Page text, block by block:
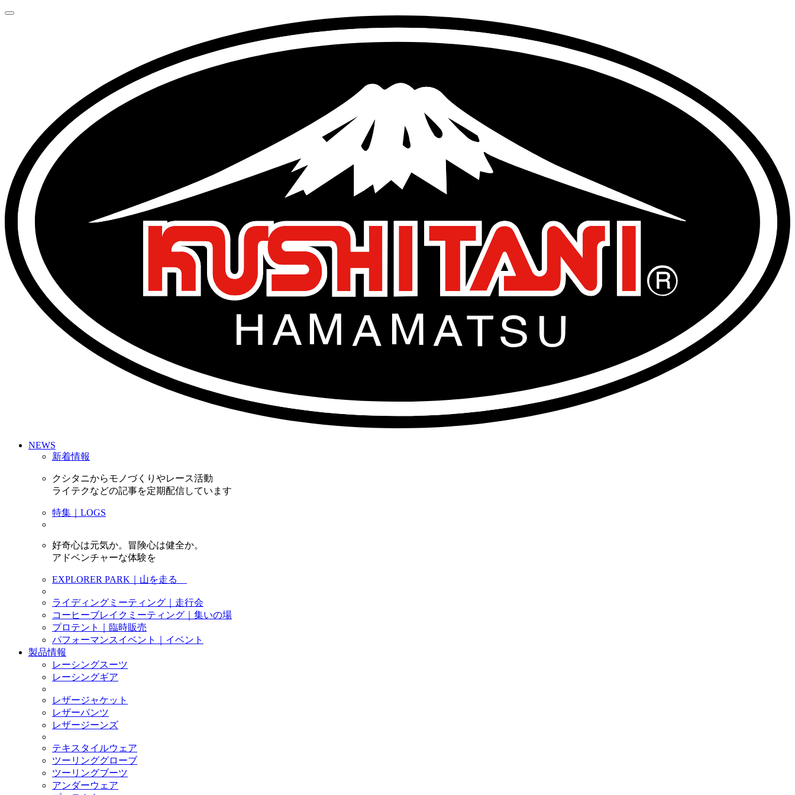
NEWS
新着情報
クシタニからモノづくりやレース活動
ライテクなどの記事を定期配信しています
特集｜LOGS
好奇心は元気か。冒険心は健全か。
アドベンチャーな体験を
EXPLORER PARK｜山を走る
ライディングミーティング｜走行会
コーヒーブレイクミーティング｜集いの場
プロテント｜臨時販売
パフォーマンスイベント｜イベント
製品情報
レーシングスーツ
レーシングギア
レザージャケット
レザーパンツ
レザージーンズ
テキスタイルウェア
ツーリンググローブ
ツーリングブーツ
アンダーウェア